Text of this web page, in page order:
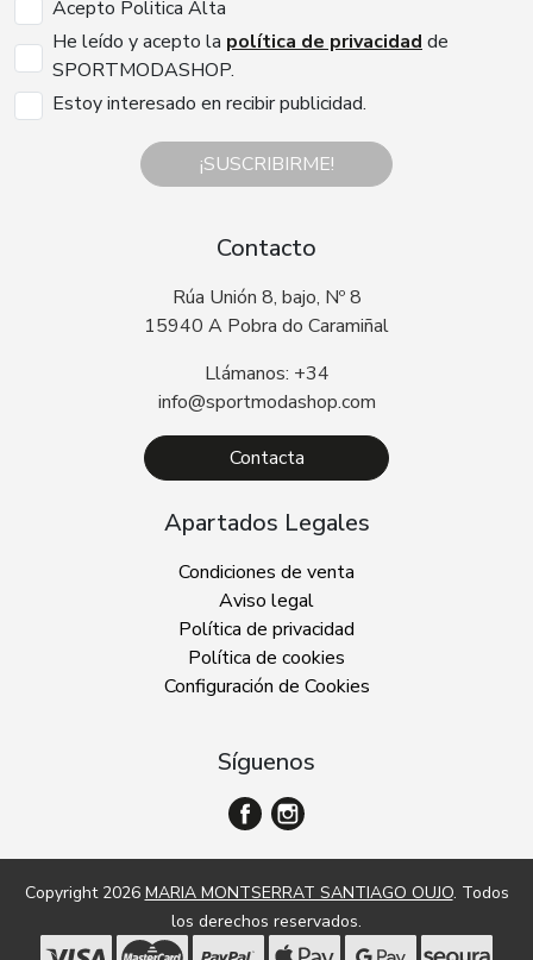
Acepto Politica Alta
He leído y acepto la política de privacidad de
SPORTMODASHOP.
Estoy interesado en recibir publicidad.
¡SUSCRIBIRME!
Contacto
Rúa Unión 8, bajo, Nº 8
15940 A Pobra do Caramiñal
Llámanos: +34
info@sportmodashop.com
Contacta
Apartados Legales
Condiciones de venta
Aviso legal
Política de privacidad
Política de cookies
Configuración de Cookies
Síguenos
Copyright 2026 MARIA MONTSERRAT SANTIAGO OUJO. Todos
los derechos reservados.